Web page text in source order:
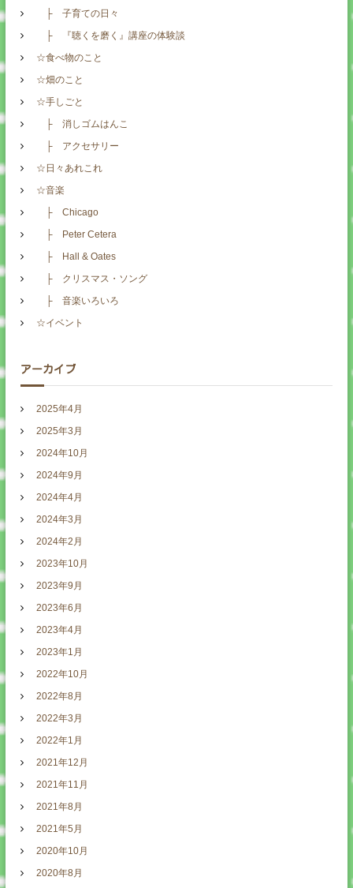
├ 子育ての日々
├ 『聴くを磨く』講座の体験談
☆食べ物のこと
☆畑のこと
☆手しごと
├ 消しゴムはんこ
├ アクセサリー
☆日々あれこれ
☆音楽
├ Chicago
├ Peter Cetera
├ Hall & Oates
├ クリスマス・ソング
├ 音楽いろいろ
☆イベント
アーカイブ
2025年4月
2025年3月
2024年10月
2024年9月
2024年4月
2024年3月
2024年2月
2023年10月
2023年9月
2023年6月
2023年4月
2023年1月
2022年10月
2022年8月
2022年3月
2022年1月
2021年12月
2021年11月
2021年8月
2021年5月
2020年10月
2020年8月